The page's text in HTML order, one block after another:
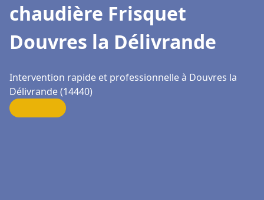
chaudière Frisquet
Douvres la Délivrande
Intervention rapide et professionnelle à Douvres la
Délivrande (14440)